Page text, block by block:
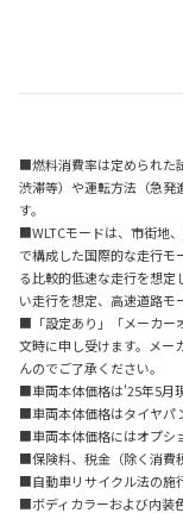
■燃料消費率は定められた
渋滞等）や運転方法（急発
す。
■WLTCモードは、市街地
で構成した国際的な走行モ
る比較的低速な走行を想定
い走行を想定、高速道路モ
■「設定あり」「メーカー
文時に申し受けます。メー
んのでご了承ください。
■車両本体価格は'25年5月
■車両本体価格はタイヤパ
■車両本体価格にはオプシ
■保険料、税金（除く消費
■自動車リサイクル法の施
■ボディカラーおよび内装